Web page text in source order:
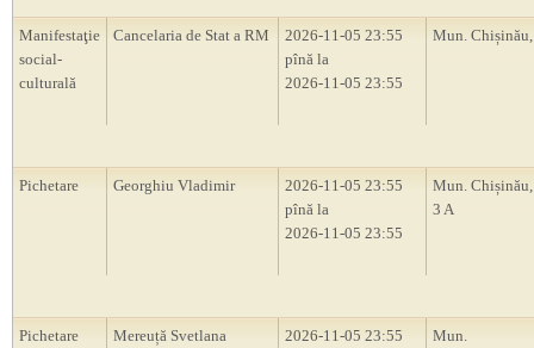
Manifestaţie
social-
culturală
Cancelaria de Stat a RM
2026-11-05 23:55
pînă la
2026-11-05 23:55
Mun.
Pichetare Georghiu Vladimir
2026-11-05 23:55
pînă la
2026-11-05 23:55
Mun.
3 A
Pichetare Mereuță Svetlana
2026-11-05 23:55
Mun.